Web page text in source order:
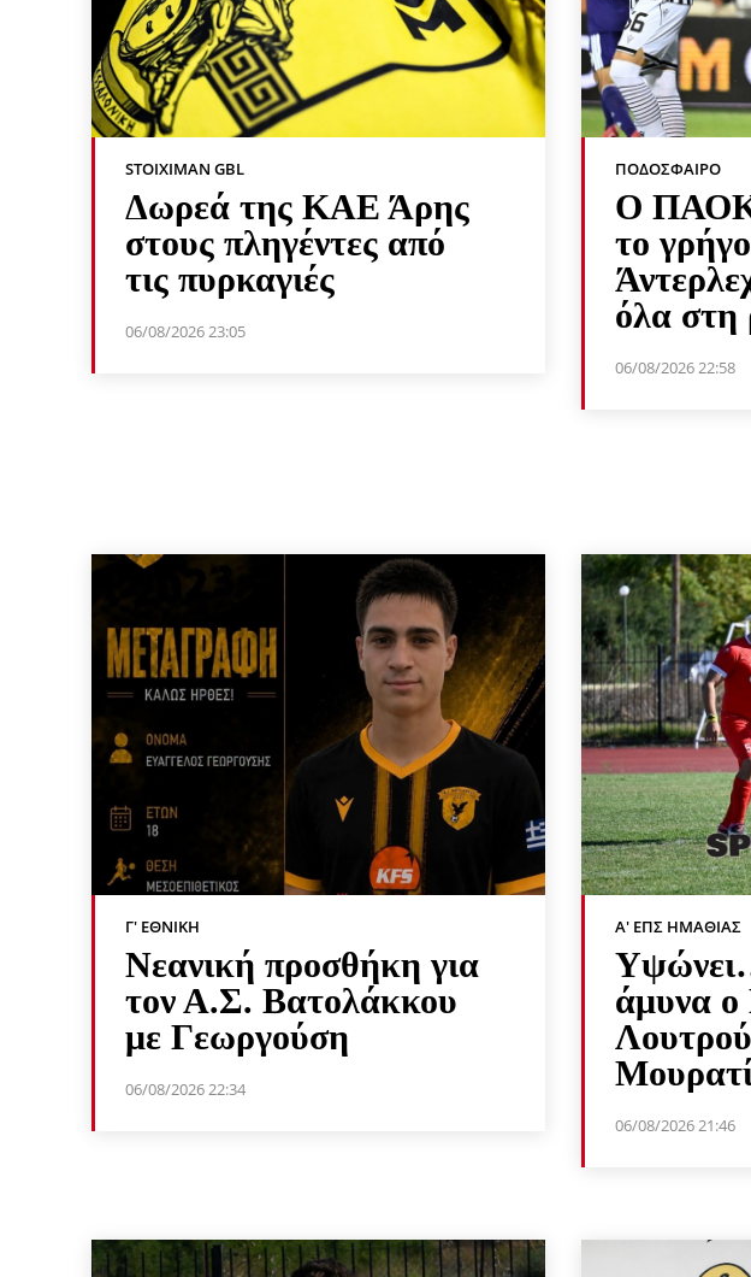
STOIXIMAN GBL
Δωρεά της ΚΑΕ Άρης
στους πληγέντες από
τις πυρκαγιές
06/08/2026 23:05
ΠΟΔΌΣΦΑΙΡΟ
Ο ΠΑΟΚ
το
όλα στη
06/08/2026 22:58
Γ' ΕΘΝΙΚΉ
Νεανική προσθήκη για
τον Α.Σ. Βατολάκκου
με Γεωργούση
06/08/2026 22:34
Α' ΕΠΣ ΗΜΑΘΊΑΣ
άμυνα ο
06/08/2026 21:46